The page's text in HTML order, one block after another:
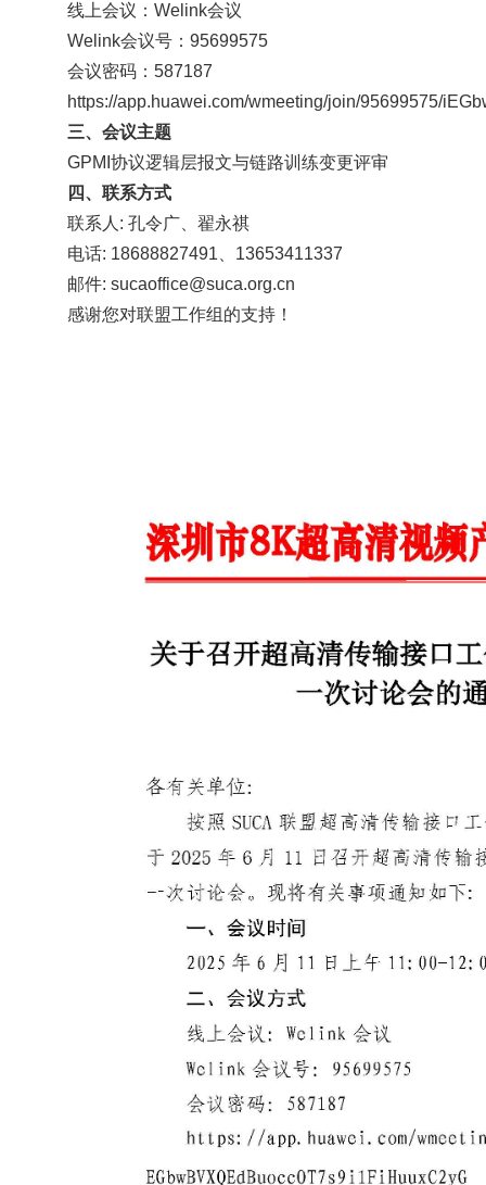
线上会议：Welink会议
Welink会议号：95699575
会议密码：587187
https://app.huawei.com/wmeeting/join/95699575/
三、会议主题
GPMI协议逻辑层报文与链路训练变更评审
四、联系方式
联系人: 孔令广 、翟永祺
电话: 18688827491、13653411337
邮件: sucaoffice@suca.org.cn
感谢您对联盟工作组的支持！